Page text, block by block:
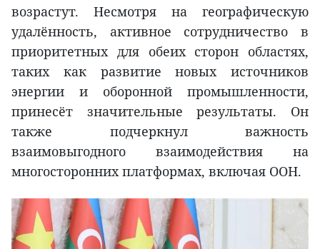
возрастут. Несмотря на географическую
удалённость, активное сотрудничество в
приоритетных для обеих сторон областях,
таких как развитие новых источников
энергии и оборонной промышленности,
принесёт значительные результаты. Он
также подчеркнул важность
взаимовыгодного взаимодействия на
многосторонних платформах, включая ООН.